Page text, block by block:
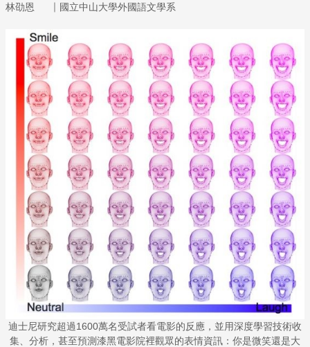
林劭恩 ｜ 國立中山大學外國語文學系
迪士尼研究超過1600萬名受試者看電影的反應，並用深度學習技術收
集、分析，甚至預測漆黑電影院裡觀眾的表情資訊：你是微笑還是大